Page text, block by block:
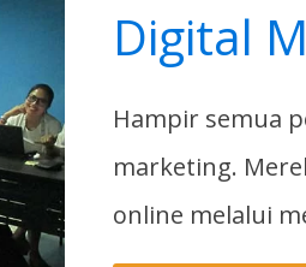
Digital
Hampir semua
marketing.
online melalui